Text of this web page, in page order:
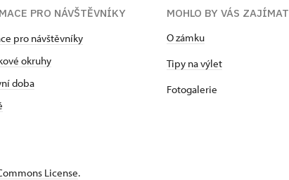
PRO NÁVŠTĚVNÍKY
pro návštěvníky
okruhy
doba
MOHLO BY VÁS ZAJÍMAT
O zámku
Tipy na výlet
Fotogalerie
License.